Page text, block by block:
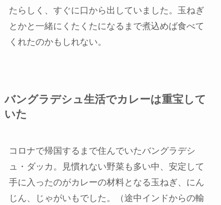
たらしく、すぐに口から出していました。 玉ねぎ
とかと一緒にくたくたになるまで煮込めば食べて
くれたのかもしれない。
バングラデシュ生活でカレーは重宝して
いた
コロナで帰国するまで住んでいたバングラデシ
ュ・ダッカ。見慣れない野菜も多い中、 安定して
手に入ったのがカレーの材料となる玉ねぎ、にん
じん、じゃがいも でした。（途中インドからの輸